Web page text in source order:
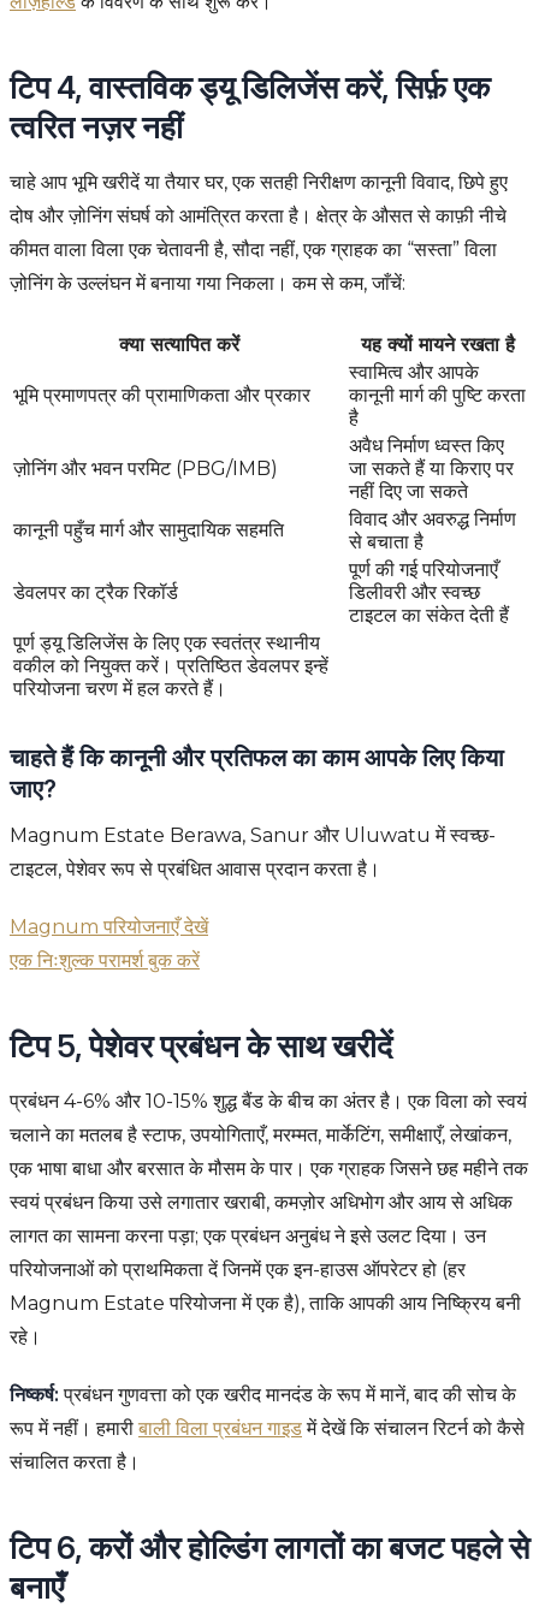
टिप 4, वास्तविक ड्यू डिलिजेंस करें, सिर्फ़ एक
त्वरित नज़र नहीं
चाहे आप भूमि खरीदें या तैयार घर, एक सतही निरीक्षण कानूनी विवाद, छिपे हुए
दोष और ज़ोनिंग संघर्ष को आमंत्रित करता है। क्षेत्र के औसत से काफ़ी नीचे
कीमत वाला विला एक चेतावनी है, सौदा नहीं, एक ग्राहक का “सस्ता” विला
ज़ोनिंग के उल्लंघन में बनाया गया निकला। कम से कम, जाँचें:
क्या सत्यापित करें यह क्यों मायने रखता है
भूमि प्रमाणपत्र की प्रामाणिकता और प्रकार
स्वामित्व और आपके
कानूनी मार्ग की पुष्टि करता
है
ज़ोनिंग और भवन परमिट (PBG/IMB)
अवैध निर्माण ध्वस्त किए
जा सकते हैं या किराए पर
नहीं दिए जा सकते
कानूनी पहुँच मार्ग और सामुदायिक सहमति
विवाद और अवरुद्ध निर्माण
से बचाता है
डेवलपर का ट्रैक रिकॉर्ड
पूर्ण की गई परियोजनाएँ
डिलीवरी और स्वच्छ
टाइटल का संकेत देती हैं
पूर्ण ड्यू डिलिजेंस के लिए एक स्वतंत्र स्थानीय
वकील को नियुक्त करें। प्रतिष्ठित डेवलपर इन्हें
परियोजना चरण में हल करते हैं।
चाहते हैं कि कानूनी और प्रतिफल का काम आपके लिए किया
जाए?
Magnum Estate Berawa, Sanur और Uluwatu में स्वच्छ-
टाइटल, पेशेवर रूप से प्रबंधित आवास प्रदान करता है।
Magnum परियोजनाएँ देखें
एक निःशुल्क परामर्श बुक करें
टिप 5, पेशेवर प्रबंधन के साथ खरीदें
प्रबंधन 4-6% और 10-15% शुद्ध बैंड के बीच का अंतर है। एक विला को स्वयं
चलाने का मतलब है स्टाफ, उपयोगिताएँ, मरम्मत, मार्केटिंग, समीक्षाएँ, लेखांकन,
एक भाषा बाधा और बरसात के मौसम के पार। एक ग्राहक जिसने छह महीने तक
स्वयं प्रबंधन किया उसे लगातार खराबी, कमज़ोर अधिभोग और आय से अधिक
लागत का सामना करना पड़ा; एक प्रबंधन अनुबंध ने इसे उलट दिया। उन
परियोजनाओं को प्राथमिकता दें जिनमें एक इन-हाउस ऑपरेटर हो (हर
Magnum Estate परियोजना में एक है), ताकि आपकी आय निष्क्रिय बनी
रहे।
निष्कर्ष: प्रबंधन गुणवत्ता को एक खरीद मानदंड के रूप में मानें, बाद की सोच के
रूप में नहीं। हमारी बाली विला प्रबंधन गाइडमें देखें कि संचालन रिटर्न को कैसे
संचालित करता है।
टिप 6, करों और होल्डिंग लागतों का बजट पहले से
बनाएँ